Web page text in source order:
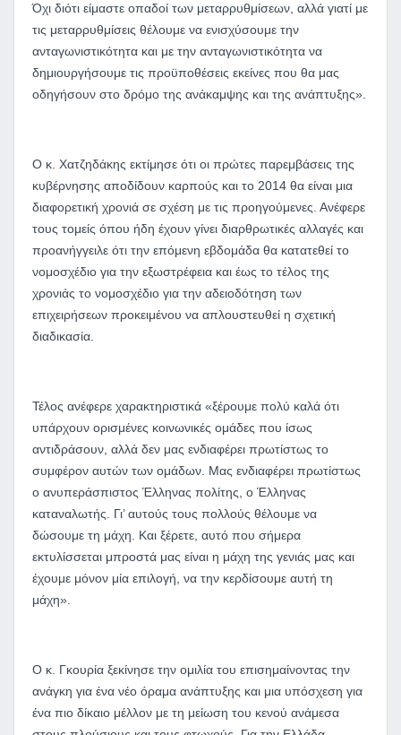
Όχι διότι είμαστε οπαδοί των μεταρρυθμίσεων, αλλά γιατί με
τις μεταρρυθμίσεις θέλουμε να ενισχύσουμε την
ανταγωνιστικότητα και με την ανταγωνιστικότητα να
δημιουργήσουμε τις προϋποθέσεις εκείνες που θα μας
οδηγήσουν στο δρόμο της ανάκαμψης και της ανάπτυξης».
Ο κ. Χατζηδάκης εκτίμησε ότι οι πρώτες παρεμβάσεις της
κυβέρνησης αποδίδουν καρπούς και το 2014 θα είναι μια
διαφορετική χρονιά σε σχέση με τις προηγούμενες. Ανέφερε
τους τομείς όπου ήδη έχουν γίνει διαρθρωτικές αλλαγές και
προανήγγειλε ότι την επόμενη εβδομάδα θα κατατεθεί το
νομοσχέδιο για την εξωστρέφεια και έως το τέλος της
χρονιάς το νομοσχέδιο για την αδειοδότηση των
επιχειρήσεων προκειμένου να απλουστευθεί η σχετική
διαδικασία.
Τέλος ανέφερε χαρακτηριστικά «ξέρουμε πολύ καλά ότι
υπάρχουν ορισμένες κοινωνικές ομάδες που ίσως
αντιδράσουν, αλλά δεν μας ενδιαφέρει πρωτίστως το
συμφέρον αυτών των ομάδων. Μας ενδιαφέρει πρωτίστως
ο ανυπεράσπιστος Έλληνας πολίτης, ο Έλληνας
καταναλωτής. Γι’ αυτούς τους πολλούς θέλουμε να
δώσουμε τη μάχη. Και ξέρετε, αυτό που σήμερα
εκτυλίσσεται μπροστά μας είναι η μάχη της γενιάς μας και
έχουμε μόνον μία επιλογή, να την κερδίσουμε αυτή τη
μάχη».
Ο κ. Γκουρία ξεκίνησε την ομιλία του επισημαίνοντας την
ανάγκη για ένα νέο όραμα ανάπτυξης και μια υπόσχεση για
ένα πιο δίκαιο μέλλον με τη μείωση του κενού ανάμεσα